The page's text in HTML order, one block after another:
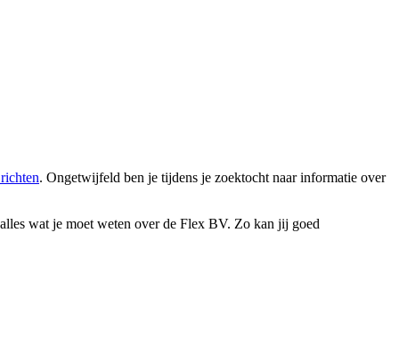
. Ongetwijfeld ben je tijdens je zoektocht naar informatie over
wat je moet weten over de Flex BV. Zo kan jij goed